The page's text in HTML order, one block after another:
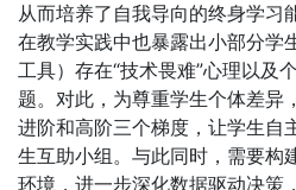
从而培养了自我导向的终身学习
在教学实践中也暴露出小部分学
工具）存在“技术畏难”心理以及
题。对此，为尊重学生个体差异
进阶和高阶三个梯度，让学生自
生互助小组。与此同时，需要构
环境，进一步深化数据驱动决策